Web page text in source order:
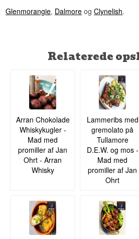
Glenmorangie, Dalmore ogClynelish.
Relaterede
Arran Chokolade
Whiskykugler -
Mad med
promiller af Jan
Ohrt - Arran
Whisky
Lammeribs med
gremolato på
Tullamore
D.E.W. og mos -
Mad med
promiller af Jan
Ohrt